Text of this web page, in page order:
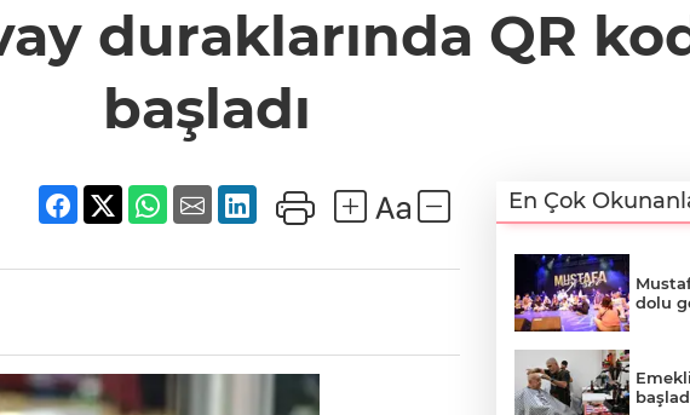
duraklarında QR
başladı
En Çok
dolu